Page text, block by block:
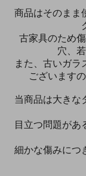
商品はそのまま
古家具のため
穴、
また、古いガラ
ございます
当商品は大きな
目立つ問題があ
細かな傷みにつ